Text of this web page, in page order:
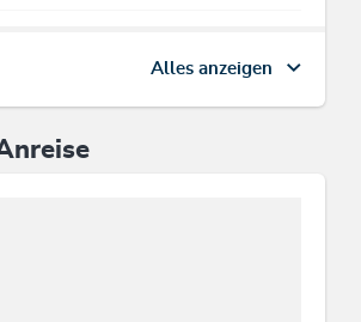
Betrieb
Alles anzeigen